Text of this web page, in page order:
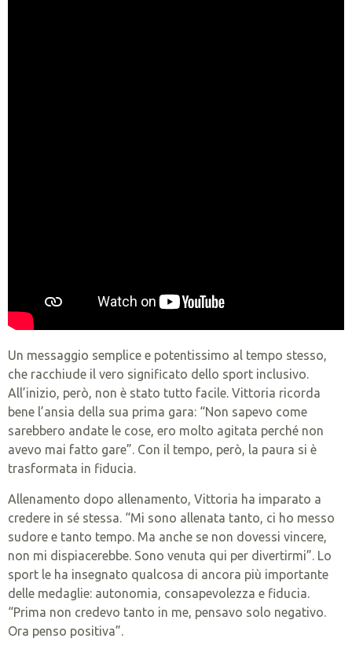
Un messaggio semplice e potentissimo al tempo stesso,
che racchiude il vero significato dello sport inclusivo.
All’inizio, però, non è stato tutto facile. Vittoria ricorda
bene l’ansia della sua prima gara: “Non sapevo come
sarebbero andate le cose, ero molto agitata perché non
avevo mai fatto gare”. Con il tempo, però, la paura si è
trasformata in fiducia.
Allenamento dopo allenamento, Vittoria ha imparato a
credere in sé stessa. “Mi sono allenata tanto, ci ho messo
sudore e tanto tempo. Ma anche se non dovessi vincere,
non mi dispiacerebbe. Sono venuta qui per divertirmi”. Lo
sport le ha insegnato qualcosa di ancora più importante
delle medaglie: autonomia, consapevolezza e fiducia.
“Prima non credevo tanto in me, pensavo solo negativo.
Ora penso positiva”.